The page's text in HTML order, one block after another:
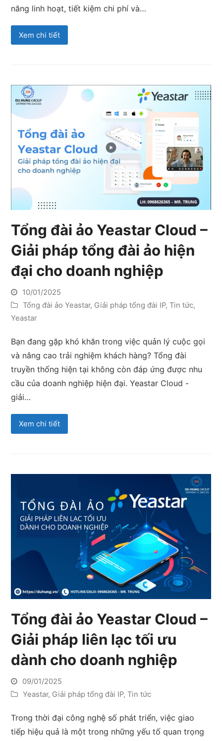
năng linh hoạt, tiết kiệm chi phí và…
Xem chi tiết
Tổng đài ảo Yeastar Cloud –
Giải pháp tổng đài ảo hiện
đại cho doanh nghiệp
10/01/2025
Tổng đài ảo Yeastar, Giải pháp tổng đài IP,Tin tức,
Yeastar
Bạn đang gặp khó khăn trong việc quản lý cuộc gọi
và nâng cao trải nghiệm khách hàng? Tổng đài
truyền thống hiện tại không còn đáp ứng được nhu
cầu của doanh nghiệp hiện đại. Yeastar Cloud -
giải…
Xem chi tiết
Tổng đài ảo Yeastar Cloud –
Giải pháp liên lạc tối ưu
dành cho doanh nghiệp
09/01/2025
Yeastar, Giải pháp tổng đài IP,Tin tức
Trong thời đại công nghệ số phát triển, việc giao
tiếp hiệu quả là một trong những yếu tố quan trọng